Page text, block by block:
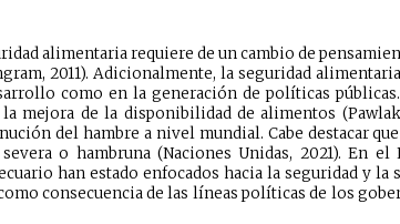
alimentaria requiere de un cambio de
2011). Adicionalmente, la seguridad
como en la generación de políticas
mejora de la disponibilidad de alimentos
del hambre a nivel mundial. Cabe destacar
o hambruna (Naciones Unidas, 2021). En
han estado enfocados hacia la seguridad y la
consecuencia de las líneas políticas de los